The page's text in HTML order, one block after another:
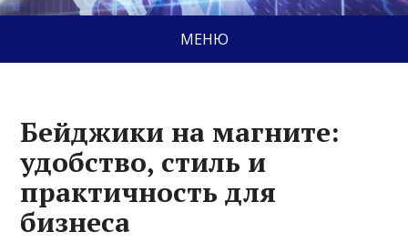
МЕНЮ
Бейджики на магните:
удобство, стиль и
практичность для
бизнеса